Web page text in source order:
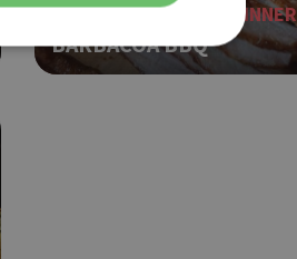
BURGER, AMERICAN DINNER
BARBACOA BBQ
λογαριασμού. Ο
στο Google